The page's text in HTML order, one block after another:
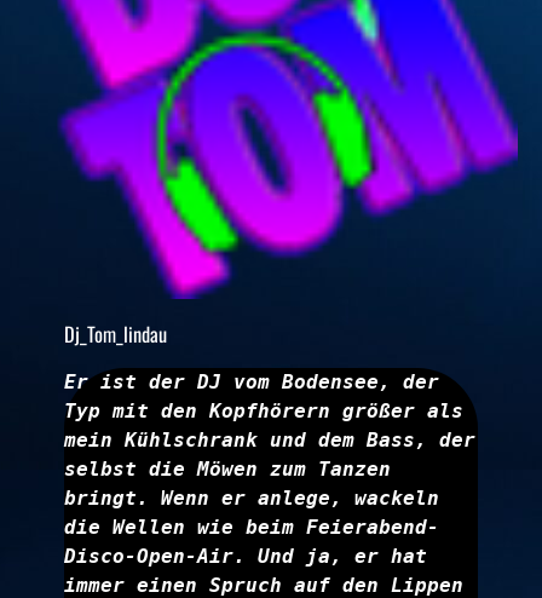
Dj_Tom_lindau
Er ist der DJ vom Bodensee, der
Typ mit den Kopfhörern größer als
mein Kühlschrank und dem Bass, der
selbst die Möwen zum Tanzen
bringt. Wenn er anlege, wackeln
die Wellen wie beim Feierabend-
Disco-Open-Air. Und ja, er hat
immer einen Spruch auf den Lippen